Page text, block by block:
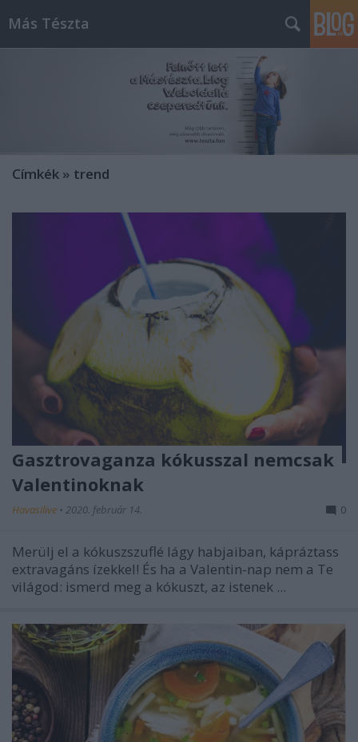
Más Tészta
Címkék » trend
Gasztrovaganza kókusszal nemcsak
Valentinoknak
Havasilive • 2020. február 14. 0
Merülj el a kókuszszuflé lágy habjaiban, kápráztass
extravagáns ízekkel! És ha a Valentin-nap nem a Te
világod: ismerd meg a kókuszt, az istenek ...